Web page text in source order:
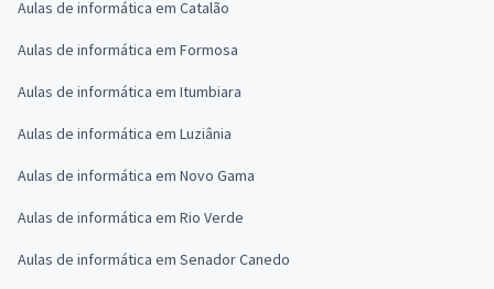
Aulas de informática em Catalão
Aulas de informática em Formosa
Aulas de informática em Itumbiara
Aulas de informática em Luziânia
Aulas de informática em Novo Gama
Aulas de informática em Rio Verde
Aulas de informática em Senador Canedo